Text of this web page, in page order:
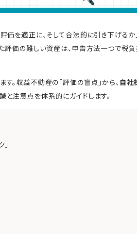
価を適正に、そして合法的に引き下げるか
評価の難しい資産は、申告方法一つで税
。収益不動産の「評価の盲点」から、 自社
と注意点を体系的にガイドします。